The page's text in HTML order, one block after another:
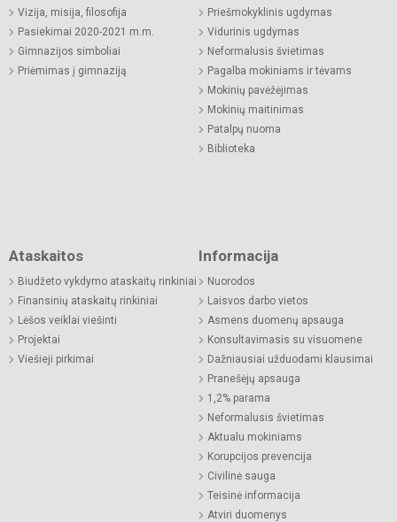
Vizija, misija, filosofija
Pasiekimai 2020-2021 m.m.
Gimnazijos simboliai
Priėmimas į gimnaziją
Priešmokyklinis ugdymas
Vidurinis ugdymas
Neformalusis švietimas
Pagalba mokiniams ir tėvams
Mokinių pavėžėjimas
Mokinių maitinimas
Patalpų nuoma
Biblioteka
Ataskaitos
Biudžeto vykdymo ataskaitų rinkiniai
Finansinių ataskaitų rinkiniai
Lėšos veiklai viešinti
Projektai
Viešieji pirkimai
Informacija
Nuorodos
Laisvos darbo vietos
Asmens duomenų apsauga
Konsultavimasis su visuomene
Dažniausiai užduodami klausimai
Pranešėjų apsauga
1,2% parama
Neformalusis švietimas
Aktualu mokiniams
Korupcijos prevencija
Civilinė sauga
Teisinė informacija
Atviri duomenys